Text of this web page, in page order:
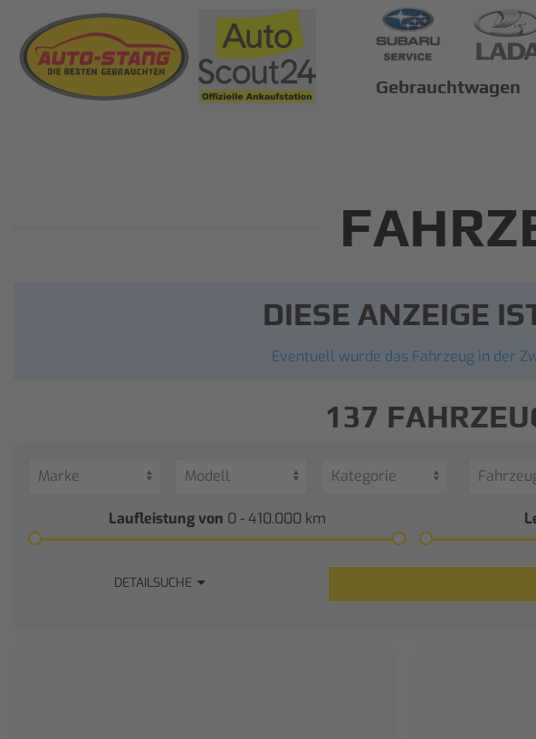
Gebrauchtwagen
DIESE ANZEIGE
Eventuell wurde das Fahrzeug in der
137
Laufleistung von 0 - 410.000 km
DETAILSUCHE